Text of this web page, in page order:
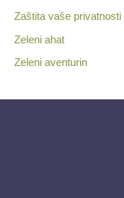
Zaštita vaše privatnosti
Zeleni ahat
Zeleni aventurin